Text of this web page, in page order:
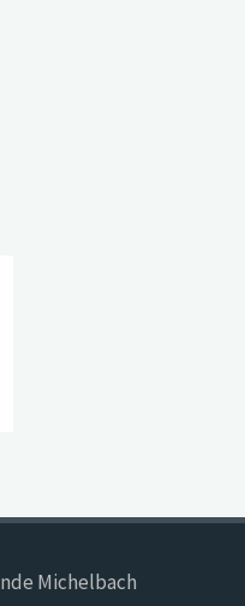
Michelbach